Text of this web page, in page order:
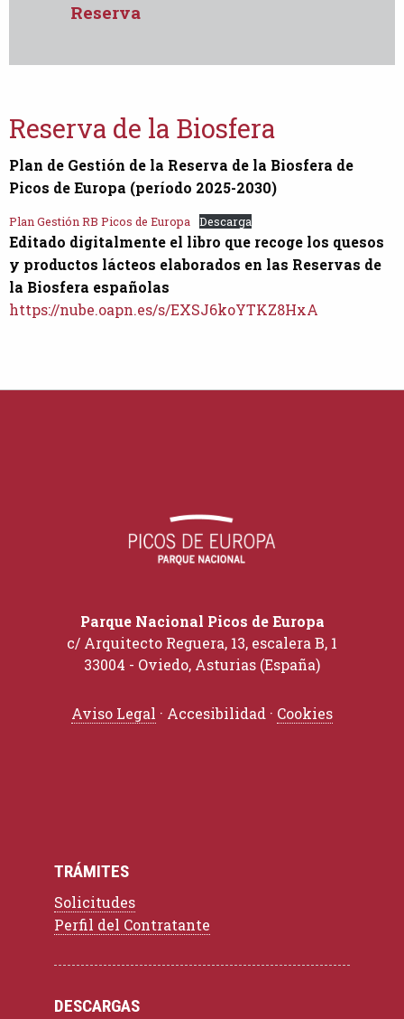
Reserva
Reserva de la Biosfera
Plan de Gestión de la Reserva de la Biosfera de
Picos de Europa (período 2025-2030)
Plan Gestión RB Picos de Europa Descarga
Editado digitalmente el libro que recoge los quesos
y productos lácteos elaborados en las Reservas de
la Biosfera españolas
https://nube.oapn.es/s/EXSJ6koYTKZ8HxA
Parque Nacional Picos de Europa
c/ Arquitecto Reguera, 13, escalera B, 1
33004 - Oviedo, Asturias (España)
Aviso Legal · Accesibilidad · Cookies
TRÁMITES
Solicitudes
Perfil del Contratante
DESCARGAS